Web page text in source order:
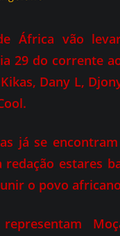
África vão
29 do corrente
Dany L,
já se
estares
o povo